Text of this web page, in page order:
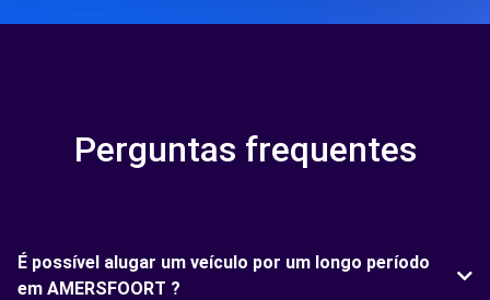
Perguntas frequentes
É possível alugar um veículo por um longo período
em AMERSFOORT ?